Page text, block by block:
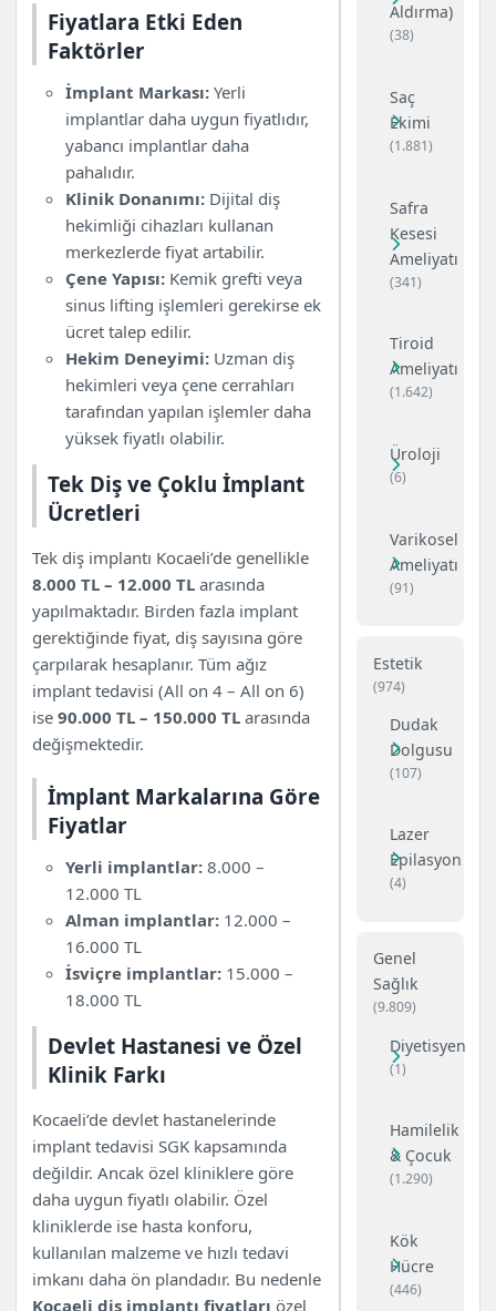
Fiyatlara Etki Eden
Faktörler
İmplant Markası: Yerli
implantlar daha uygun fiyatlıdır,
yabancı implantlar daha
pahalıdır.
Klinik Donanımı: Dijital diş
hekimliği cihazları kullanan
merkezlerde fiyat artabilir.
Çene Yapısı: Kemik grefti veya
sinus lifting işlemleri gerekirse ek
ücret talep edilir.
Hekim Deneyimi: Uzman diş
hekimleri veya çene cerrahları
tarafından yapılan işlemler daha
yüksek fiyatlı olabilir.
Tek Diş ve Çoklu İmplant
Ücretleri
Tek diş implantı Kocaeli’de genellikle
8.000 TL – 12.000 TL arasında
yapılmaktadır. Birden fazla implant
gerektiğinde fiyat, diş sayısına göre
çarpılarak hesaplanır. Tüm ağız
implant tedavisi (All on 4 – All on 6)
ise90.000 TL – 150.000 TL arasında
değişmektedir.
İmplant Markalarına Göre
Fiyatlar
Yerli implantlar: 8.000 –
12.000 TL
Alman implantlar: 12.000 –
16.000 TL
İsviçre implantlar: 15.000 –
18.000 TL
Devlet Hastanesi ve Özel
Klinik Farkı
Kocaeli’de devlet hastanelerinde
implant tedavisi SGK kapsamında
değildir. Ancak özel kliniklere göre
daha uygun fiyatlı olabilir. Özel
kliniklerde ise hasta konforu,
kullanılan malzeme ve hızlı tedavi
imkanı daha ön plandadır. Bu nedenle
Kocaeli diş implantı fiyatları özel
Aldırma)
(38)
Saç
Ekimi
(1.881)
Safra
Kesesi
Ameliyatı
(341)
Tiroid
Ameliyatı
(1.642)
Üroloji
(6)
Varikosel
Ameliyatı
(91)
Estetik
(974)
Dudak
Dolgusu
(107)
Lazer
Epilasyon
(4)
Genel
Sağlık
(9.809)
Diyetisyen
(1)
Hamilelik
& Çocuk
(1.290)
Kök
Hücre
(446)